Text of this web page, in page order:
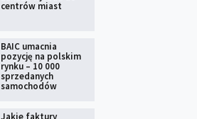
centrów miast
BAIC umacnia
pozycję na polskim
rynku – 10 000
sprzedanych
samochodów
Jakie faktury